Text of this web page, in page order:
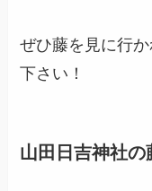
ぜひ藤を見に行
下さい！
山田日吉神社